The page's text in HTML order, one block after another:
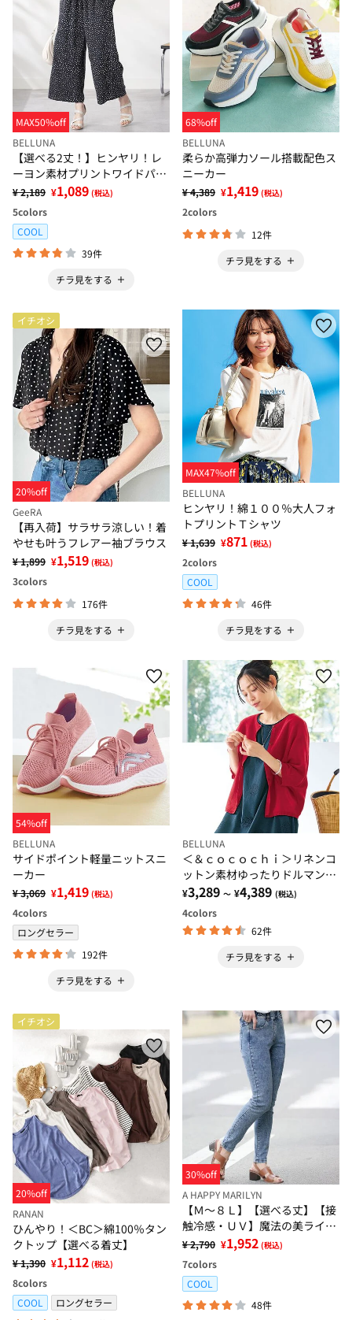
MAX50%off
BELLUNA
【選べる2丈！】ヒンヤリ！レ
ーヨン素材プリントワイドパン
ツ
¥ 2,189 ¥1,089 (税込)
5colors
COOL
39件
チラ見をする
68%off
BELLUNA
柔らか高弾力ソール搭載配色ス
ニーカー
¥ 4,389 ¥1,419 (税込)
2colors
12件
チラ見をする
イチオシ
20%off
GeeRA
【再入荷】サラサラ涼しい！着
やせも叶うフレアー袖ブラウス
¥ 1,899 ¥1,519 (税込)
3colors
176件
チラ見をする
MAX47%off
BELLUNA
ヒンヤリ！綿１００％大人フォ
トプリントＴシャツ
¥ 1,639 ¥871 (税込)
2colors
COOL
46件
チラ見をする
54%off
BELLUNA
サイドポイント軽量ニットスニ
ーカー
¥ 3,069 ¥1,419 (税込)
4colors
ロングセラー
192件
チラ見をする
BELLUNA
＜＆ｃｏｃｏｃｈｉ＞リネンコ
ットン素材ゆったりドルマンカ
ーディガン
¥3,289 ～ ¥4,389 (税込)
4colors
62件
チラ見をする
イチオシ
20%off
RANAN
ひんやり！＜BC＞綿100％タン
クトップ【選べる着丈】
¥ 1,390 ¥1,112 (税込)
8colors
COOL
ロングセラー
30%off
A HAPPY MARILYN
【Ｍ～８Ｌ】【選べる丈】【接
触冷感・ＵＶ】魔法の美ライン
ストレッチスキニーデニムパン
¥ 2,790 ¥1,952 (税込)
7colors
COOL
48件